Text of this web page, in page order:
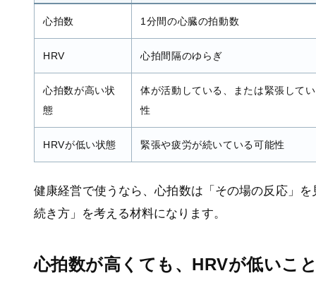
心拍数 1分間の心臓の拍動数
HRV 心拍間隔のゆらぎ
心拍数が高い状
態
体が活動している、または緊張して
性
HRVが低い状態 緊張や疲労が続いている可能性
健康経営で使うなら、心拍数は「その場の反応」
続き方」を考える材料になります。
心拍数が高くても、HRVが低いこ
#疲労 #人材育成 #運動不足解消
#メンタルヘルス，健康経
#バーンアウト
#ヒューマンエ
ラー
#生産性向上
#メンタルヘル
#ストレス度測定